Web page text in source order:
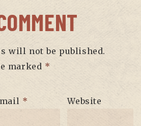
will not be published.
marked *
* Website